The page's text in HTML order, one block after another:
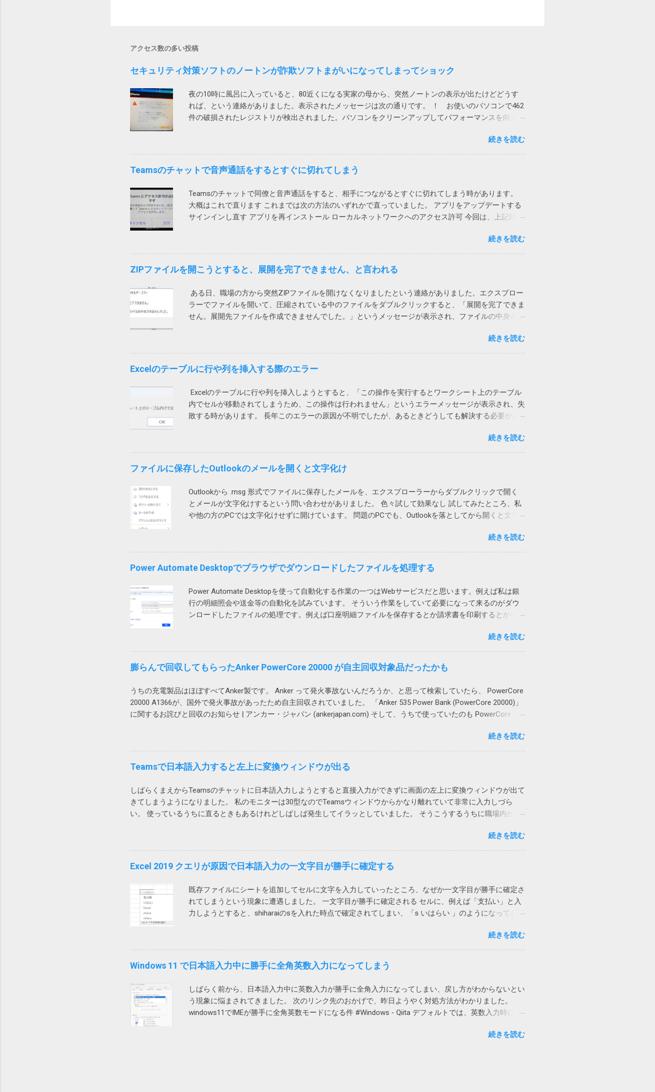
アクセス数の多い投稿
セキュリティ対策ソフトのノートンが詐欺ソフトまがいになってしまってショック
夜の10時に風呂に入っていると、80近くになる実家の母から、突然ノートンの表示が出たけどどうす
れば、という連絡がありました。表示されたメッセージは次の通りです。 ！ お使いのパソコンで462
件の破損されたレジストリが検出されました。パソコンをクリーンアップしてパフォーマンスを向上さ
ります。ノートンTMユーティリティーズ アルティメットを入手して、レジストリの問題の解決とパ
ソコンのパフォーマンス向上に役立ててください。 ノートンがこんな、レジストリが壊れているから
と不安をあおって、別の製品を買わせる詐欺ソフトまがいのメッセージを出してくるとは。 親曰く
「レジストリが破損て驚いた」（原文ママ）。わけのわからん高齢者に無用なストレスを与えていま
す。 大体レジストリーとか言って、それの意味が正しく分かる一般人がいるか！（怒） ブロードコム
に買収された法人向けのシマンテックはひどいことになっているけれど、個人向けのノートンライフロ
ックは大丈夫みたいと思っていたら、こんなことになるとは。 もう、セキュリティ製品を買うのはや
めて、Windows に最初からついてくる Microsoft Defender でもいいのかもしれないと思う今日この頃
です。そのほうが安定してるし、こういう余計な問題も起きないし。 2022/9/1 追記 Defenderに切り
定などをWindowsが管理するデータベース（ファイル）に保存するものが多いです。そのデータベース
す。 設定等が保存されているため、これが壊れるとWindowsやアプリの挙動に支障をきたす可能性が
あること自体は確かです。 どうして壊れるのか レジストリーが壊れる原因は色々考えられます。
Windowsやアプリの不具合で作成や更新に失敗した 作成や更新中にWindowsやアプリが異常終了して
続きを読む
Teamsのチャットで音声通話をするとすぐに切れてしまう
Teamsのチャットで同僚と音声通話をすると、相手につながるとすぐに切れてしまう時があります。
大概はこれで直ります これまでは次の方法のいずれかで直っていました。 アプリをアップデートする
サインインし直す アプリを再インストール ローカルネットワークへのアクセス許可 今回は、上記対策
設定を押して、「ローカルネットワーク」を許可しました。（iPhoneの設定からTeamsを選んでも変更
できます） これで、通話が切れなくなりました。 アプリインストール時に許可を求められたような気
がします。その際に許可をしていないとこうなってしまうのでしょう。 Wi-Fiを使うと切れる 別のユー
ザーから問い合わせがあり、上記対策を行っても通話すると切れる状態に。しかも、私からかけると現
在通話ができない状態ですと言われてしまいます。 このケースでは、iPhoneもPCも両方ダメでした。
そこで、チャットの音声通話ではなく、Teams電話を使って電話にかけてもらったところ、これは通話
ができました。 もしやと思い、iPhoneのWi-Fiをオフにして音声通話を試してもらったところ、今度は
通話ができました。どうやら、ユーザー自宅のWi-Fiを通じて通信するとだめなようです。 こちらは現
在調査中ですが、もしかしたらTeamsの音声通話にUPnPが必要で、問題のネットではUPnPがオフなの
続きを読む
ZIPファイルを開こうとすると、展開を完了できません、と言われる
ある日、職場の方から突然ZIPファイルを開けなくなりましたという連絡がありました。エクスプロー
ラーでファイルを開いて、圧縮されている中のファイルをダブルクリックすると、「展開を完了できま
せん。展開先ファイルを作成できませんでした。」というメッセージが表示され、ファイルの中身が表
ットで検索して一時ファイルを消してみたり、SFC /SCANNOW を実行して見たり、色々やってみたけ
れど効果なし。 海外サイトで Windows cannot complete the extraction. The destination file could not
be created. などで検索してもいい情報が見つかりません。 途方に暮れつつ、ZIPファイルを右クリック
して、「すべて展開」を選んでみたところ、エラーコード「0x80004005」が出ました。 それで検索し
たところ、次のページがヒットしました。 Windows 10でZIPファイルの解凍エラー（0x80004005）が
発生したときの対処方法 問題のZIPファイルの作成には7zipを使っていたので、圧縮時の設定を見てみ
たところ、確かに圧縮方式がデフォルトのdeflateではなく、BZip2になっていました。 もとのdeflateに
戻して、再度圧縮して標準ZIP機能で開いたところ、あっさり開くことができるようになりました。な
んと。 というわけで、ZIPファイルが開けない場合には、元のツールの圧縮方式を疑ってみる必要があ
は開けないそうです。
続きを読む
Excelのテーブルに行や列を挿入する際のエラー
Excelのテーブルに行や列を挿入しようとすると、「この操作を実行するとワークシート上のテーブル
内でセルが移動されてしまうため、この操作は行われません」というエラーメッセージが表示され、失
敗する時があります。 長年このエラーの原因が不明でしたが、あるときどうしても解決する必要があ
とするとエラーが発生します。 図1 図2の場合は、左側のテーブルに列を追加しようとすると発生しま
す。 図2 テーブルに行や列を追加しようとすると、そのテーブルの範囲だけが拡張されます。 どうい
う事かというと、図1の上のテーブルの場合、行を挿入すると、B, C, D列のみセルが追加され、A列やE
列は変化がありません。 そうすると、下のテーブルは、列1、2、3だけ下にずれることになり、テーブ
ルが壊れてしまいます。そのため、最初のエラーメッセージが表示されるという事です。 図2の場合も
同様で、左のテーブルに列を追加しようとすると2行目から5行目までだけが右にシフトしようとしま
す。これもまた右側のテーブルが壊れてしまうため、エラーが起こるというわけです。 回避策 テーブ
ルに行や列を追加するのではなく、シートに対して行全体、列全体を追加すれば、図1の下のテーブル
や図2の右のテーブルも全体的に移動するのでエラーは発生しません。 この場合、人間が手動で追加す
題が起こらないようにレイアウトを考える必要があります。 私の場合は、仕方なく、図1のパターンで
テーブルは全体的に下にずれるため問題ありません。 そういうレイアウトにできない場合は、仕方が
ないので、行全体、列全体を追加することになります。
続きを読む
ファイルに保存したOutlookのメールを開くと文字化け
Outlookから .msg 形式でファイルに保存したメールを、エクスプローラーからダブルクリックで開く
とメールが文字化けするという問い合わせがありました。 色々試して効果なし 試してみたところ、私
や他の方のPCでは文字化けせずに開けています。 問題のPCでも、Outlookを落としてから開くと文字
ましたが効果なし。 再インストールしても効果なし。 Outlookのプロファイルを再作成したけれど効果
なし。 別のユーザープロファイルでは問題なし 問題はWindowsのローカルアカウントで発生していま
した。 そのPCはAzure AD参加していて Microsoft 365 （Azure AD）アカウントでもサインイン可能だ
ったので、試しにそちらでログインしたところ、文字化けしませんでした。 どうやらWindowsのユー
ザープロファイル依存の問題のようです。 残念ながら原因までは不明ですが、ユーザープロファイル
の再作成により解消できる可能性がありそうです。 調査しながら、そういえば、以前から同様の問題
が発生していたことを思い出しました。その時は、ファイルを添付してOutlook のWeb版で開くと問題
ないのでとりあえずいいかとなった気がします。 ローカルアカウントに依存する問題なのか不明です
が、今後Azure ADアカウントに移行して発生しないことを祈ります。 原因はAdobe Acrobatのアドイ
なことをしません。 解除の仕方は次のページをご覧ください。 AcrobatのアドインによりOutlookがプ
くと一部が文字化けするという連絡があったので、再度アドインをオフにしてみましたが、今回は解決
しませんでした。 そこで、Web版のOutlookからメールを保存してみたところ、msg 形式ではなく、
eml形式で保存され、文字化けしなくなりま...
続きを読む
Power Automate Desktopでブラウザでダウンロードしたファイルを処理する
Power Automate Desktopを使って自動化する作業の一つはWebサービスだと思います。例えば私は銀
行の明細照会や送金等の自動化を試みています。 そういう作業をしていて必要になって来るのがダウ
ンロードしたファイルの処理です。例えば口座明細ファイルを保存するとか請求書を印刷するとかで
かよくわからない暗号コードのようなファイル名が付けられて落ちてくるという事は結構あります。
ファイル名が確定しなければアクションで指定してみようがないので困ります。今回はそういうファイ
ルの処理方法について書いてみたいと思います。 画像はクリックすると拡大できます。 ダウンロード
アクションを使用する Power Automate Desktopにはそのものズバリの「Webからダウンロードしま
す」や「Webページのダウンロードリンクをクリックします」が用意されています。 しかし、残念な
がらこれはChromeではつかえません。実行するとエラーが発生し「Chrome を使用したファイルのダ
ウンロードはサポートされていません。オートメーション ブラウザーの使用を検討してください」と
言われてしまいます。 そうなんだ、では、とEdgeやIE（Internet Explorer）を指定しても同様です。オ
ートメーションブラウザーってなんなのと思ったら、IEの起動モードの一つでした。 それではと、オ
のもひっかかります。 ダウンロードフォルダーを空にする ではどうするかと検索してみると、次のペ
す。 Power Automate Desktop：ファイル名がわからないファイルをコピーする方法 いやこれ、私なん
かはダウンロードフォルダーをデスクトップに変更しているので絶対に使えない方法です。クリアした
らデスクトップのファイルが全部消えてしまいます。 ブラウザのダウンロードフォルダーを一時的に
続きを読む
膨らんで回収してもらったAnker PowerCore 20000 が自主回収対象品だったかも
うちの充電製品はほぼすべてAnker製です。 Anker って発火事故ないんだろうか、と思って検索していたら、 PowerCore
20000 A1366が、国外で発火事故があったため自主回収されていました。 「Anker 535 Power Bank (PowerCore 20000)」
に関するお詫びと回収のお知らせ | アンカー・ジャパン (ankerjapan.com) そして、うちで使っていたのも PowerCore
で Anker Store 東京ミッドタウン八重洲に回収してもらいました。 現在Amazonで販売されている PowerCore 20000 は
A1268 という型番なので対象外です。 https://amzn.asia/d/hkiQ5Y2 果たして、うちで使っていたアレが回収対象だった
のかどうか… Amazonから購入しているので、回収対象だったらメールが来ていたと思いたいです。
続きを読む
Teamsで日本語入力すると左上に変換ウィンドウが出る
しばらくまえからTeamsのチャットに日本語入力しようとすると直接入力ができずに画面の左上に変換ウィンドウが出て
きてしまうようになりました。 私のモニターは30型なのでTeamsウィンドウからかなり離れていて非常に入力しづら
い。 使っているうちに直るときもあるけれどしばしば発生してイラッとしていました。 そうこうするうちに職場内から
TeamsとIMEの問題であり、修正が必要だと認識しているけれど時期は未定という事でした。 回避策としては、どれでも
いいから 他のウィンドウを一回クリックすれば、直接入力できるようになるという事でした。 他のウィンドウ（ブラウ
ザや他のアプリ）をクリックしてからTeamsに戻って日本語入力すると確かに直接入力できるようになりました。（デス
クトップをクリックしても解消しました） 一回解消すれば、Teamsを再起動するまでは問題は再現しないようです。普
通は再起動しないので一日一回クリックすれば回避できるということになります。 ひと手間かかるとはいえ、手軽に確
実に回避できるようになったのは嬉しいです。
続きを読む
Excel 2019 クエリが原因で日本語入力の一文字目が勝手に確定する
既存ファイルにシートを追加してセルに文字を入力していったところ、なぜか一文字目が勝手に確定さ
れてしまうという現象に遭遇しました。 一文字目が勝手に確定される セルに、例えば「支払い」と入
力しようとすると、shiharaiのsを入れた時点で確定されてしまい、「s いはらい 」のようになってしま
じるでしょう。 クエリが原因 新しいファイルでは問題ないのでどうやらファイル依存の問題らしいと
いうことがわかりました。 新しいファイルを作って、問題のファイルにあるシートを一つずつ移動し
ていったところ、あるシートを移動したところで新しいファイルでも発生することがわかりました。
それは銀行のサイトにある為替レートのページを参照しているクエリが含まれるシートでした。 そこ
で、「クエリ」と「確定」で検索したところ、なんと既に先人が原因を特定して レポート してくれて
いました。 それによると、「データ」メニューの「クエリと接続」グループにある「クエリと接続」
をクリックして表示される画面で、クエリが選択されたまま保存されていると発生するということでし
た。 実際に問題のファイルを開いてみると、確かにクエリが選択された状態になっていて、選択を解
除したところ改善しました。こりゃわからんわ。 新しいファイルでクエリを作っても簡単に再現可能
続きを読む
Windows 11 で日本語入力中に勝手に全角英数入力になってしまう
しばらく前から、日本語入力中に英数入力が勝手に全角入力になってしまい、戻し方がわからないとい
う現象に悩まされてきました。 次のリンク先のおかげで、昨日ようやく対処方法がわかりました。
windows11でIMEが勝手に全角英数モードになる件 #Windows - Qiita デフォルトでは、英数入力時に半
が全角で確定していると、英数モードに切り替えた時に全角英数入力モードになってしまうという事で
続きを読む